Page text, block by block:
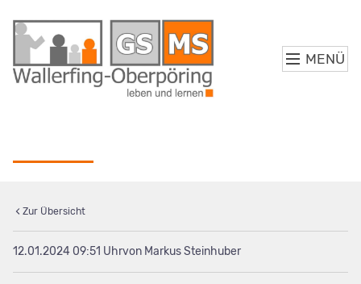
MENÜ
12.01.2024 09:51 von Markus Steinhuber
Zur Übersicht